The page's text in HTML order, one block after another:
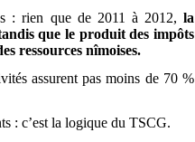
: rien que de 2011 à 2012, la
que le produit des impôts
ressources nîmoises.
assurent pas moins de 70 %
: c’est la logique du TSCG.